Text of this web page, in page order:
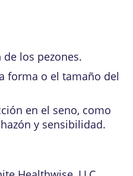
los pezones.
forma o el tamaño del
en el seno, como
y sensibilidad.